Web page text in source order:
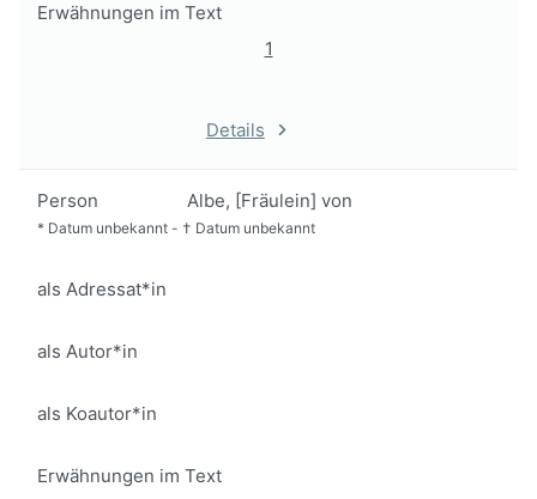
Erwähnungen im Text
1
Details
Person Albe, [Fräulein] von
* Datum unbekannt - † Datum unbekannt
als Adressat*in
als Autor*in
als Koautor*in
Erwähnungen im Text